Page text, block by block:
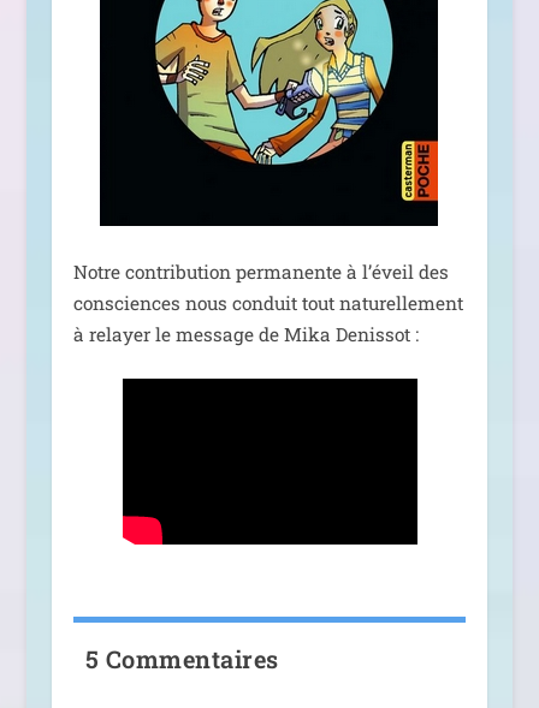
Notre contri­bu­tion per­ma­nente à l’é­veil des
consciences nous conduit tout natu­rel­le­ment
à relayer le mes­sage de Mika Denissot :
5 Commentaires